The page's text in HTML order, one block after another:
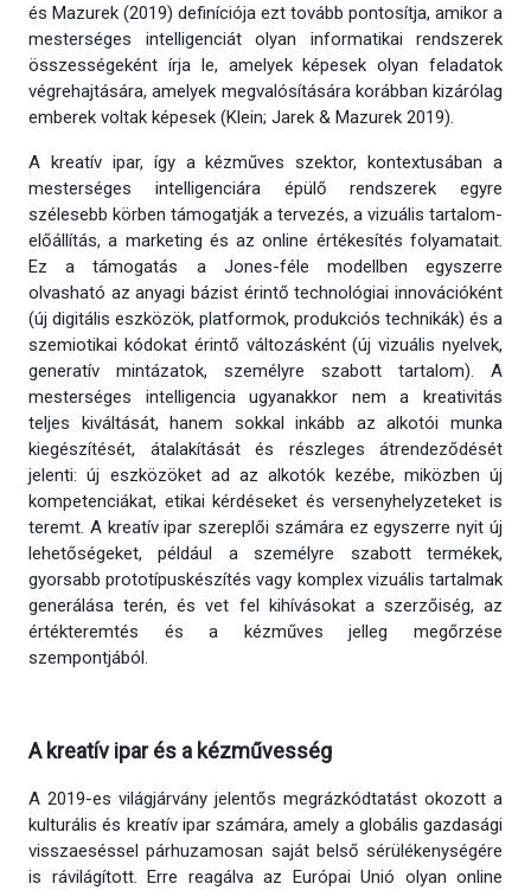
és Mazurek (2019) definíciója ezt tovább pontosítja, amikor a
mesterséges intelligenciát olyan informatikai rendszerek
összességeként írja le, amelyek képesek olyan feladatok
végrehajtására, amelyek megvalósítására korábban kizárólag
emberek voltak képesek (Klein; Jarek & Mazurek 2019).
A kreatív ipar, így a kézműves szektor, kontextusában a
mesterséges intelligenciára épülő rendszerek egyre
szélesebb körben támogatják a tervezés, a vizuális tartalom-
előállítás, a marketing és az online értékesítés folyamatait.
Ez a támogatás a Jones-féle modellben egyszerre
olvasható az anyagi bázist érintő technológiai innovációként
(új digitális eszközök, platformok, produkciós technikák) és a
szemiotikai kódokat érintő változásként (új vizuális nyelvek,
generatív mintázatok, személyre szabott tartalom). A
mesterséges intelligencia ugyanakkor nem a kreativitás
teljes kiváltását, hanem sokkal inkább az alkotói munka
kiegészítését, átalakítását és részleges átrendeződését
jelenti: új eszközöket ad az alkotók kezébe, miközben új
kompetenciákat, etikai kérdéseket és versenyhelyzeteket is
teremt. A kreatív ipar szereplői számára ez egyszerre nyit új
lehetőségeket, például a személyre szabott termékek,
gyorsabb prototípuskészítés vagy komplex vizuális tartalmak
generálása terén, és vet fel kihívásokat a szerzőiség, az
értékteremtés és a kézműves jelleg megőrzése
szempontjából.
A kreatív ipar és a kézművesség
A 2019-es világjárvány jelentős megrázkódtatást okozott a
kulturális és kreatív ipar számára, amely a globális gazdasági
visszaeséssel párhuzamosan saját belső sérülékenységére
is rávilágított. Erre reagálva az Európai Unió olyan online